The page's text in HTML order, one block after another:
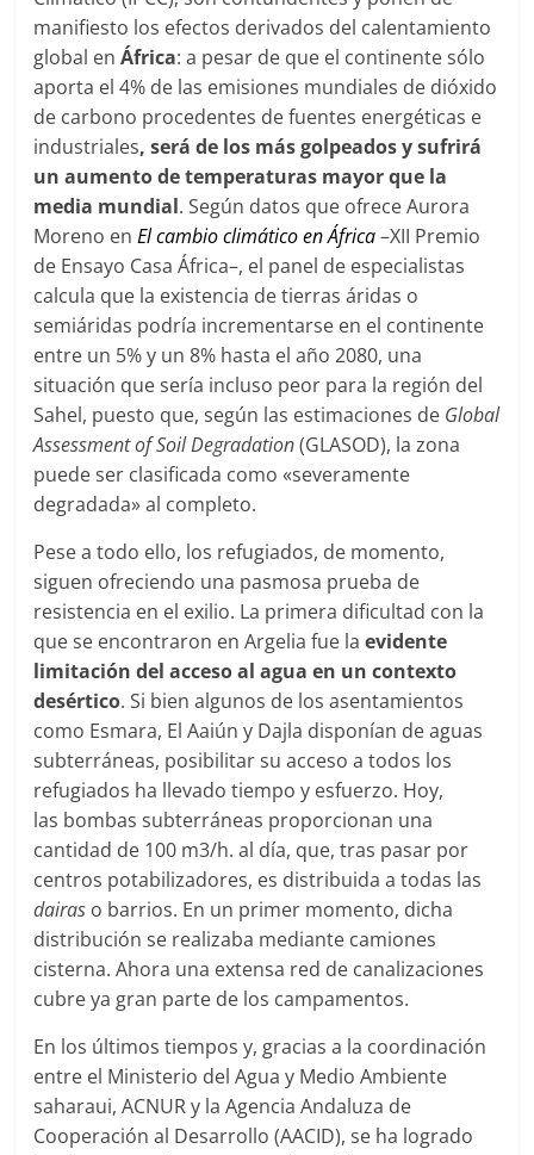
manifiesto los efectos derivados del calentamiento
global enÁfrica: a pesar de que el continente sólo
aporta el 4% de las emisiones mundiales de dióxido
de carbono procedentes de fuentes energéticas e
industriales, será de los más golpeados y sufrirá
un aumento de temperaturas mayor que la
media mundial. Según datos que ofrece Aurora
Moreno enEl cambio climático en África–XII Premio
de Ensayo Casa África–, el panel de especialistas
calcula que la existencia de tierras áridas o
semiáridas podría incrementarse en el continente
entre un 5% y un 8% hasta el año 2080, una
situación que sería incluso peor para la región del
Sahel, puesto que, según las estimaciones de Global
Assessment of Soil Degradation(GLASOD), la zona
puede ser clasificada como «severamente
degradada» al completo.
Pese a todo ello, los refugiados, de momento,
siguen ofreciendo una pasmosa prueba de
resistencia en el exilio. La primera dificultad con la
que se encontraron en Argelia fue laevidente
limitación del acceso al agua en un contexto
desértico. Si bien algunos de los asentamientos
como Esmara, El Aaiún y Dajla disponían de aguas
subterráneas, posibilitar su acceso a todos los
refugiados ha llevado tiempo y esfuerzo. Hoy,
las bombas subterráneas proporcionan una
cantidad de 100 m3/h. al día, que, tras pasar por
centros potabilizadores, es distribuida a todas las
dairas o barrios. En un primer momento, dicha
distribución se realizaba mediante camiones
cisterna. Ahora una extensa red de canalizaciones
cubre ya gran parte de los campamentos.
En los últimos tiempos y, gracias a la coordinación
entre el Ministerio del Agua y Medio Ambiente
saharaui, ACNUR y la Agencia Andaluza de
Cooperación al Desarrollo (AACID), se ha logrado